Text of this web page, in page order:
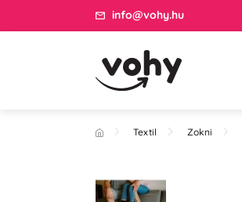
info@vohy.hu
Textil Zokni